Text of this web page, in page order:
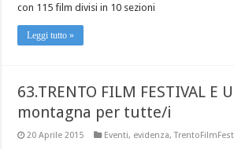
con 115 film divisi in 10 sezioni
Leggi tutto »
63.TRENTO FILM FESTIVAL E
montagna per tutte/i
20 Aprile 2015 Eventi, evidenza,